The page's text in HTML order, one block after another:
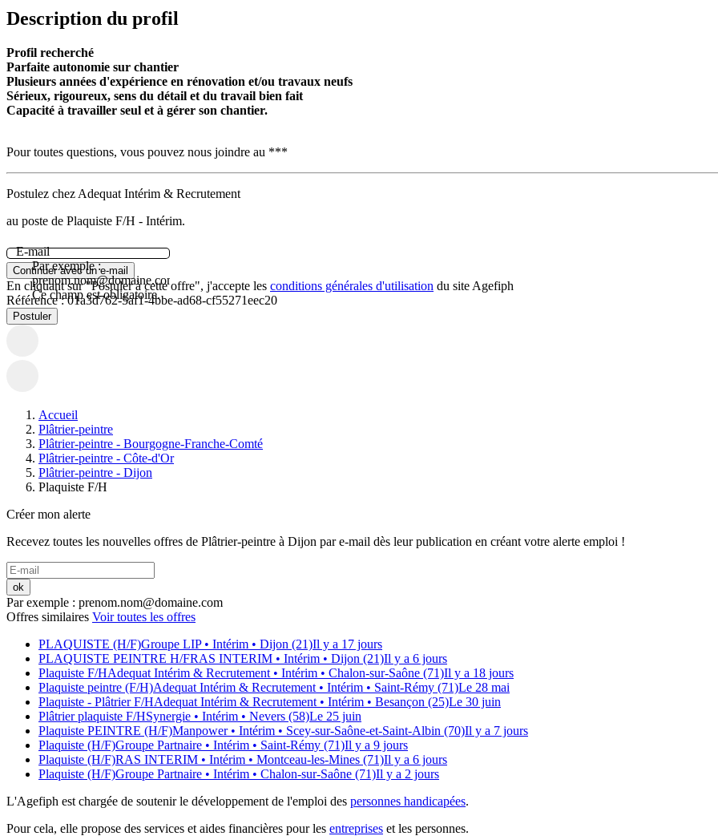
Description du profil
Profil recherché
Parfaite autonomie sur chantier
Plusieurs années d'expérience en rénovation et/ou travaux neufs
Sérieux, rigoureux, sens du détail et du travail bien fait
Capacité à travailler seul et à gérer son chantier.
Pour toutes questions, vous pouvez nous joindre au ***
Postulez chez Adequat Intérim & Recrutement
au poste de Plaquiste F/H - Intérim.
E-mail
Par exemple :
prenom.nom@domaine.com.
Ce champ est obligatoire.
Continuer avec un e-mail
En cliquant sur "Postuler à cette offre", j'accepte les conditions générales d'utilisation du site Agefiph
Référence :01a3d762-5af1-4bbe-ad68-cf55271eec20
Postuler
Accueil
Plâtrier-peintre
Plâtrier-peintre - Bourgogne-Franche-Comté
Plâtrier-peintre - Côte-d'Or
Plâtrier-peintre - Dijon
Plaquiste F/H
Créer mon alerte
Recevez toutes les nouvelles offres de Plâtrier-peintre à Dijon par e-mail dès leur publication en créant votre alerte emploi !
ok
Par exemple : prenom.nom@domaine.com
Offres similaires Voir toutes les offres
PLAQUISTE (H/F)Groupe LIP• Intérim • Dijon (21)Il y a 17 jours
PLAQUISTE PEINTRE H/FRAS INTERIM • Intérim • Dijon (21)Il y a 6 jours
Plaquiste F/HAdequat Intérim & Recrutement • Intérim • Chalon-sur-Saône (71)Il y a 18 jours
Plaquiste peintre (F/H)Adequat Intérim & Recrutement • Intérim • Saint-Rémy (71)Le 28 mai
Plaquiste - Plâtrier F/HAdequat Intérim & Recrutement • Intérim • Besançon (25)Le 30 juin
Plâtrier plaquiste F/HSynergie • Intérim • Nevers (58)Le 25 juin
Plaquiste PEINTRE (H/F)Manpower• Intérim • Scey-sur-Saône-et-Saint-Albin (70)Il y a 7 jours
Plaquiste (H/F)Groupe Partnaire • Intérim • Saint-Rémy (71)Il y a 9 jours
Plaquiste (H/F)RAS INTERIM • Intérim • Montceau-les-Mines (71)Il y a 6 jours
Plaquiste (H/F)Groupe Partnaire • Intérim • Chalon-sur-Saône (71)Il y a 2 jours
L'Agefiph est chargée de soutenir le développement de l'emploi des personnes handicapées.
Pour cela, elle propose des services et aides financières pour les entreprises et les personnes.